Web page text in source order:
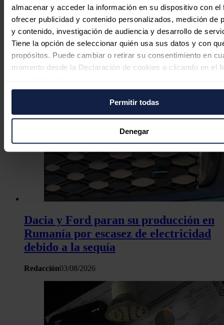
almacenar y acceder la información en su dispositivo con el
ofrecer publicidad y contenido personalizados, medición de
y contenido, investigación de audiencia y desarrollo de
Tiene la opción de seleccionar quién usa sus datos y con
propósitos. Puede cambiar o retirar su consentimiento en
momento desde la Declaración de cookies o clicando en el
Si lo permite, también quisiéramos:
Recopilar información sobre su ubicación geográfica
puede tener una precisión de varios metros
Identificar su dispositivo analizándolo activamente
características específicas (huellas digitales)
Obtenga más información sobre cómo se procesan sus
personales y establezca sus preferencias en lasección de
Puede cambiar o retirar su consentimiento en cualquier
la Declaración de cookies.
Las cookies de este sitio web se usan para personalizar el
y los anuncios, ofrecer funciones de redes sociales y
tráfico. Además, compartimos información sobre el uso que
haya proporcionado o que hayan recopilado a partir del uso
hecho de sus servicios.
Permitir todas
Denegar
En defensa de la comercialización
independiente: competencia, cercanía
y rigor
Javier Colón 06/08/2026
Dacia y Ford paran su producción en
Rumanía por escasez de electricidad
debido a la sequía
Redacción03/08/2026